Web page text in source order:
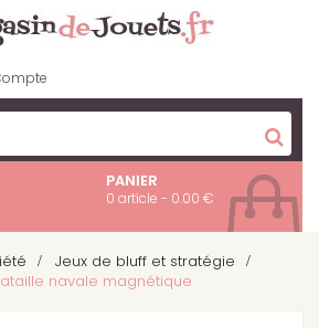
PANIER
0 article - 0.00 €
> Jeux de bluff et stratégie >
navale magnétique